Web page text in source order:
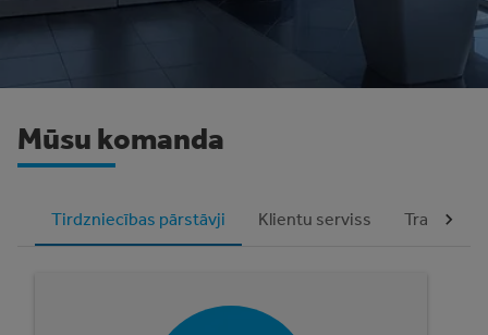
Mūsu komanda
Tirdzniecības pārstāvji Klientu serviss